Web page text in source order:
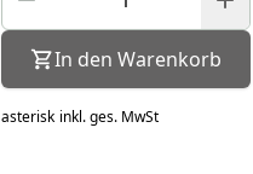
In den Warenkorb
asterisk inkl. ges. MwSt